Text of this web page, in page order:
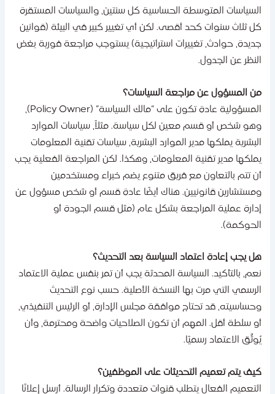
المتوسطة الحساسية كل سنتين، والسياسات المستقرة
ثلاث سنوات كحد أقصى. لكن أي تغيير كبير في البيئة (قوانين
حوادث، تغييرات استراتيجية) يستوجب مراجعة فورية بغض
عن الجدول.
المسؤول عن مراجعة السياسات؟
المسؤولية عادة تكون على “مالك السياسة” (Policy Owner)،
شخص أو قسم معين لكل سياسة. مثلاً، سياسات الموارد
يملكها مدير الموارد البشرية، سياسات تقنية المعلومات
مدير تقنية المعلومات، وهكذا. لكن المراجعة الفعلية يجب
تتم بالتعاون مع فريق متنوع يضم خبراء ومستخدمين
قانونيين. هناك أيضًا عادة قسم أو شخص مسؤول عن
عملية المراجعة بشكل عام (مثل قسم الجودة أو
يجب إعادة اعتماد السياسة بعد التحديث؟
بالتأكيد. السياسة المحدثة يجب أن تمر بنفس عملية الاعتماد
التي مرت بها النسخة الأصلية. حسب نوع التحديث
قد تحتاج موافقة مجلس الإدارة، أو الرئيس التنفيذي،
سلطة أقل. المهم أن تكون الصلاحيات واضحة ومحترمة، وأن
الاعتماد رسميًا.
يتم تعميم التحديثات على الموظفين؟
الفعال يتطلب قنوات متعددة وتكرار الرسالة. أرسل إعلانًا